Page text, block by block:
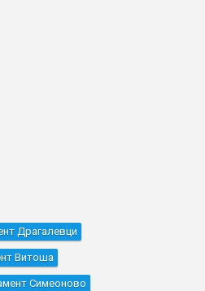
Драгалевци
Витоша
Симеоново